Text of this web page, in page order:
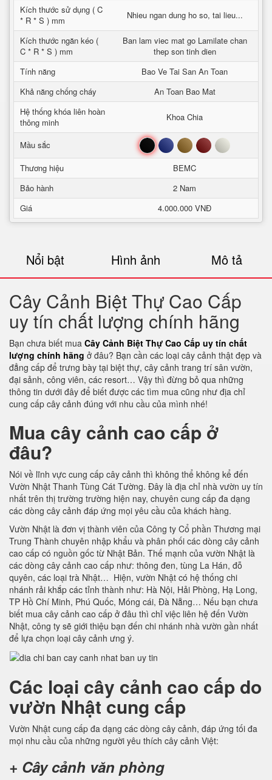
Kích thước sử dụng ( C
* R * S ) mm
Nhieu ngan dung ho so, tai lieu...
Kích thước ngăn kéo (
C * R * S ) mm
Ban lam viec mat go Lamilate chan
thep son tinh dien
Tính năng
Bao Ve Tai San An Toan
Khả năng chống cháy
An Toan Bao Mat
Hệ thống khóa liên hoàn
thông minh
Khoa Chia
Mầu sắc Đen Xanh Nâu Đỏ Trắng
Thương hiệu
BEMC
Bảo hành
2 Nam
Giá
4.000.000 VNĐ
Nổi bật Hình ảnh Mô tả
Cây Cảnh Biệt Thự Cao Cấp
uy tín chất lượng chính hãng
Bạn chưa biết mua Cây Cảnh Biệt Thự Cao Cấp uy tín chất
lượng chính hãng ở đâu? Bạn cần các loại cây cảnh thật đẹp và
đẳng cấp để trưng bày tại biệt thự, cây cảnh trang trí sân vườn,
đại sảnh, công viên, các resort… Vậy thì đừng bỏ qua những
thông tin dưới đây để biết được các tìm mua cũng như địa chỉ
cung cấp cây cảnh đúng với nhu cầu của mình nhé!
Mua cây cảnh cao cấp ở
đâu?
Nói về lĩnh vực cung cấp cây cảnh thì không thể không kể đến
Vườn Nhật Thanh Tùng Cát Tường. Đây là địa chỉ nhà vườn uy tín
nhất trên thị trường trường hiện nay, chuyên cung cấp đa dạng
các dòng cây cảnh đáp ứng mọi yêu cầu của khách hàng.
Vườn Nhật là đơn vị thành viên của Công ty Cổ phần Thương mại
Trung Thành chuyên nhập khẩu và phân phối các dòng cây cảnh
cao cấp có nguồn gốc từ Nhật Bản. Thế mạnh của vườn Nhật là
các dòng cây cảnh cao cấp như: thông đen, tùng La Hán, đỗ
quyên, các loại trà Nhật… Hiện, vườn Nhật có hệ thống chi
nhánh rải khắp các tỉnh thành như: Hà Nội, Hải Phòng, Hạ Long,
TP Hồ Chí Minh, Phú Quốc, Móng cái, Đà Nẵng… Nếu bạn chưa
biết mua cây cảnh cao cấp ở đâu thì chỉ việc liên hệ đến Vườn
Nhật, công ty sẽ giới thiệu bạn đến chi nhánh nhà vườn gần nhất
để lựa chọn loại cây cảnh ưng ý.
Các loại cây cảnh cao cấp do
vườn Nhật cung cấp
Vườn Nhật cung cấp đa dạng các dòng cây cảnh, đáp ứng tối đa
mọi nhu cầu của những người yêu thích cây cảnh Việt:
+ Cây cảnh văn phòng